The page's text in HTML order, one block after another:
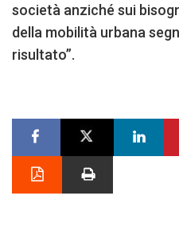
società anziché sui
della mobilità urbana
risultato”.